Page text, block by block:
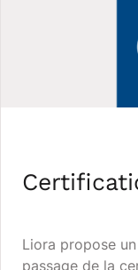
Liora propose
passage de la